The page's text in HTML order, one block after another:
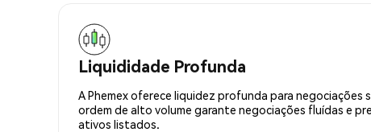
Liquididade Profunda
A Phemex oferece liquidez profunda para negociações
ordem de alto volume garante negociações fluídas e
ativos listados.